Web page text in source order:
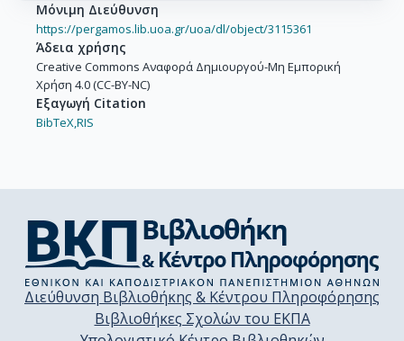
Μόνιμη Διεύθυνση
https://pergamos.lib.uoa.gr/uoa/dl/object/3115361
Άδεια χρήσης
Creative Commons Αναφορά Δημιουργού-Μη Εμπορική
Χρήση 4.0 (CC-BY-NC)
Εξαγωγή Citation
BibTeX,RIS
Διεύθυνση Βιβλιοθήκης & Κέντρου Πληροφόρησης
Βιβλιοθήκες Σχολών του ΕΚΠΑ